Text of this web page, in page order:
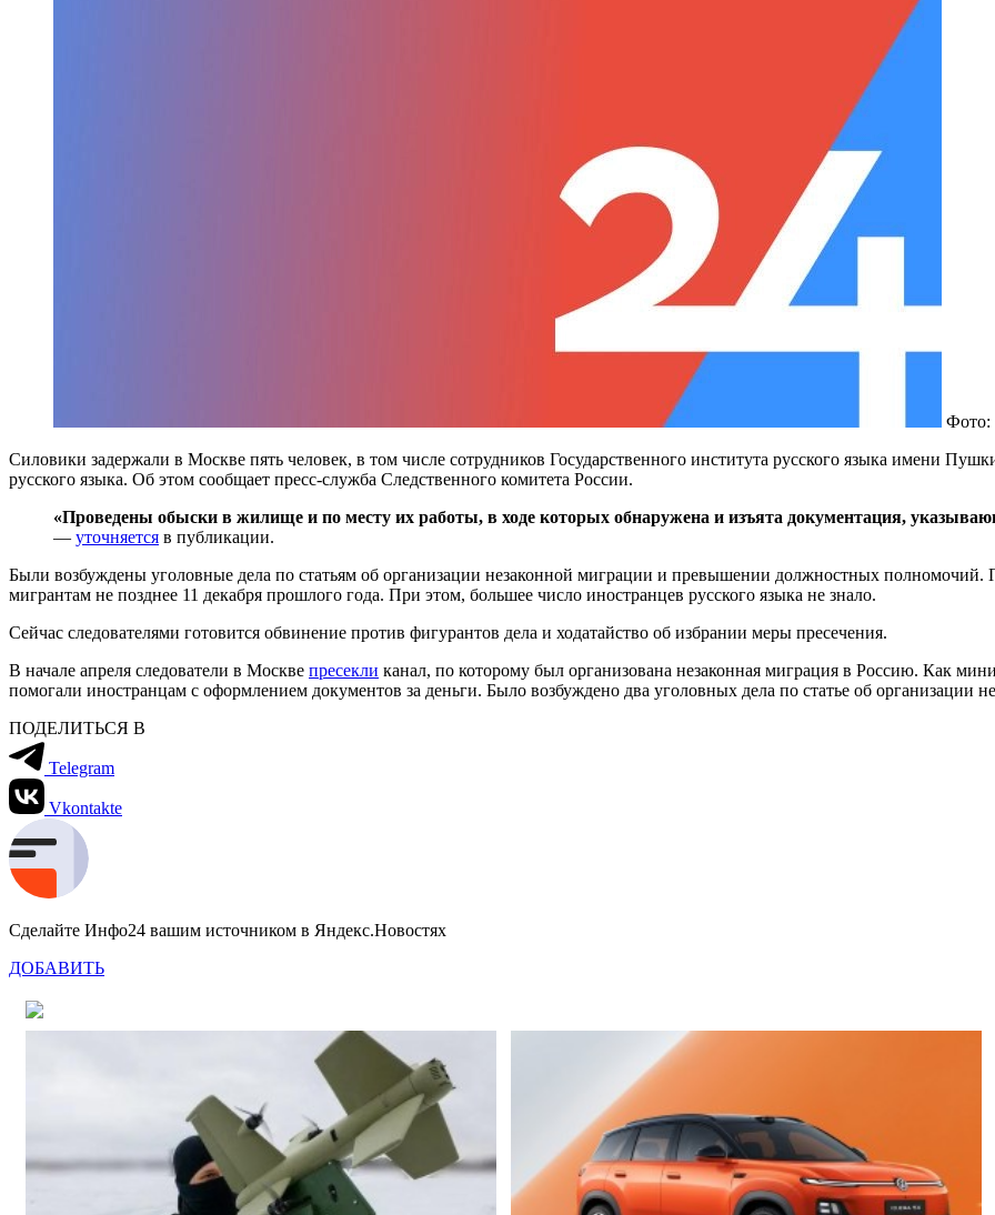
Фото:
Силовики задержали в Москве пять человек, в том числе сотрудников Государственного института русского языка имени
русского языка. Об этом сообщает пресс-служба Следственного комитета России.
«Проведены обыски в жилище и по месту их работы, в ходе которых обнаружена и изъята документация,
— уточняется в публикации.
Были возбуждены уголовные дела по статьям об организации незаконной миграции и превышении должностных
мигрантам не позднее 11 декабря прошлого года. При этом, большее число иностранцев русского языка не знало.
Сейчас следователями готовится обвинение против фигурантов дела и ходатайство об избрании меры пресечения.
В начале апреля следователи в Москве пресекли канал, по которому был организована незаконная миграция в Россию. Как
помогали иностранцам с оформлением документов за деньги. Было возбуждено два уголовных дела по статье об организации
ПОДЕЛИТЬСЯ В
Telegram
Vkontakte
Сделайте Инфо24 вашим источником в Яндекс.Новостях
ДОБАВИТЬ